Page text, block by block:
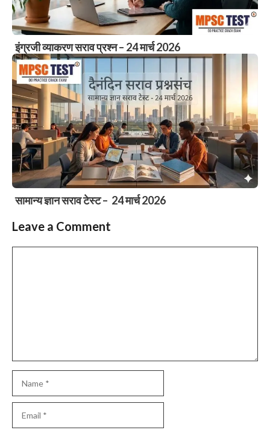
इंग्रजी व्याकरण सराव प्रश्न – 24 मार्च 2026
सामान्य ज्ञान सराव टेस्ट – 24 मार्च 2026
Leave a Comment